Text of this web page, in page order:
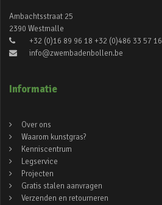
Ambachtsstraat 25
2390 Westmalle
+32 (0)16 89 96 18 +32 (0)486 33 57 16
info@zwembadenbollen.be
Informatie
Over ons
Waarom kunstgras?
Kenniscentrum
Legservice
Projecten
Gratis stalen aanvragen
Verzenden en retourneren